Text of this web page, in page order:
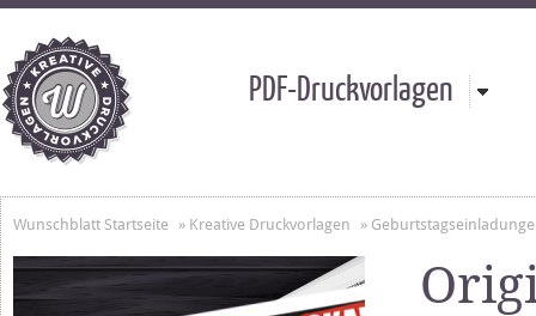
PDF-Druckvorlagen
Wunschblatt Startseite » Kreative Druckvorlagen »